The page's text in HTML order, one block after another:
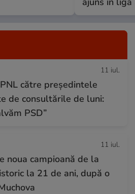
11 iul.
către președintele
de consultările de luni:
PSD”
11 iul.
noua campioană de la
la 21 de ani, după o